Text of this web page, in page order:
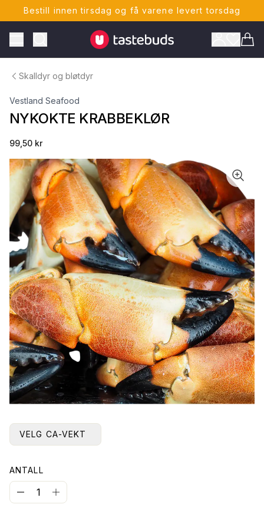
Bestill innen tirsdag og få varene levert torsdag
Toggle Menu
Tastebuds - Lokalmat rett hjem
Skalldyr og bløtdyr
Vestland Seafood
NYKOKTE KRABBEKLØR
99,50 kr
VELG CA-VEKT
ANTALL